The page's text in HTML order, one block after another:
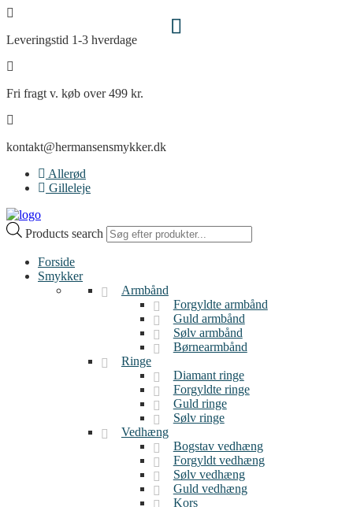
Leveringstid 1-3 hverdage
Fri fragt v. køb over 499 kr.
kontakt@hermansensmykker.dk
Allerød
Gilleleje
Products search
Forside
Smykker
Armbånd
Forgyldte armbånd
Guld armbånd
Sølv armbånd
Børnearmbånd
Ringe
Diamant ringe
Forgyldte ringe
Guld ringe
Sølv ringe
Vedhæng
Bogstav vedhæng
Forgyldt vedhæng
Sølv vedhæng
Guld vedhæng
Kors